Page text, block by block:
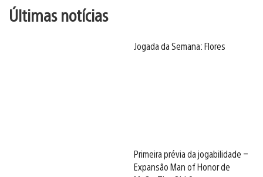
Últimas notícias
Jogada da Semana: Flores
Primeira prévia da jogabilidade –
Expansão Man of Honor de